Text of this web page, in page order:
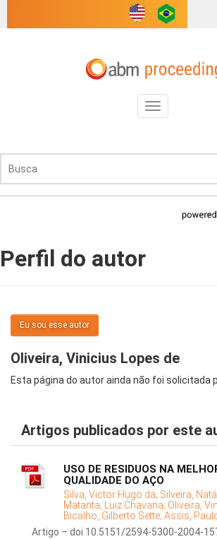
Toggle
navigation
Perfil do autor
Eu sou esse autor
Oliveira, Vinicius Lopes de
Esta página do autor ainda não foi solicitada
Artigos publicados por este
USO DE RESIDUOS NA
QUALIDADE DO AÇO
Silva, Victor Hugo da; Silveira,
Matanta, Luiz Chavana; Oliveira,
Bicalho, Gilberto Sette; Assis,
Artigo – doi 10.5151/2594-5300-2004-